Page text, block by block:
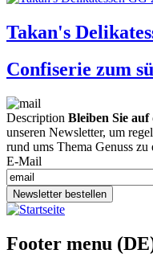
Takan's
Confiserie zum
Description Bleiben Sie
unseren Newsletter, um
rund ums Thema Genuss zu
E-Mail
Newsletter bestellen
Footer menu